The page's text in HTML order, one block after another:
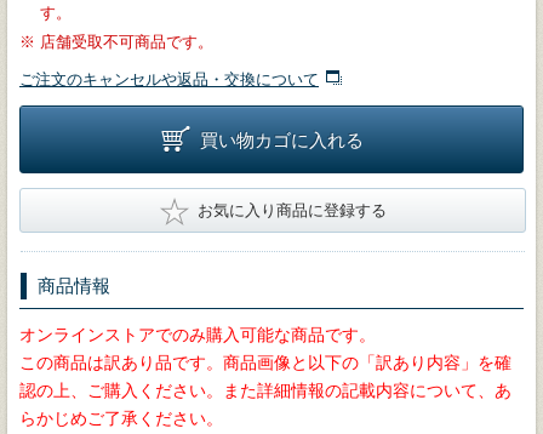
す。
※ 店舗受取不可商品です。
ご注文のキャンセルや返品・交換について
買い物カゴに入れる
★ お気に入り商品に登録する
商品情報
オンラインストアでのみ購入可能な商品です。
この商品は訳あり品です。商品画像と以下の「訳あり内容」を確
認の上、ご購入ください。また詳細情報の記載内容について、あ
らかじめご了承ください。